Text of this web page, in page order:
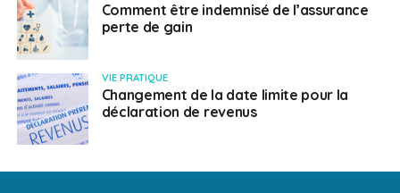
Comment être indemnisé de l’assurance
perte de gain
VIE PRATIQUE
Changement de la date limite pour la
déclaration de revenus